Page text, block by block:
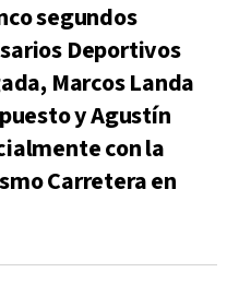
segundos
Deportivos
Marcos Landa
y Agustín
con la
Carretera en